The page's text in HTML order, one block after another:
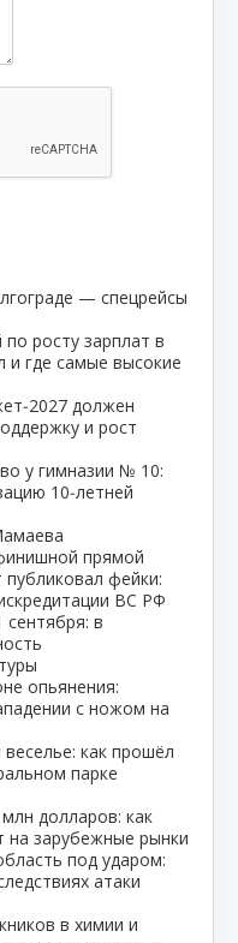
— спецрейсы
росту зарплат в
и где самые высокие
должен
и рост
у гимназии № 10:
10‑летней
прямой
публиковал фейки:
ВС РФ
сентября: в
опьянения:
с ножом на
как прошёл
парке
долларов: как
на зарубежные рынки
под ударом:
атаки
в химии и